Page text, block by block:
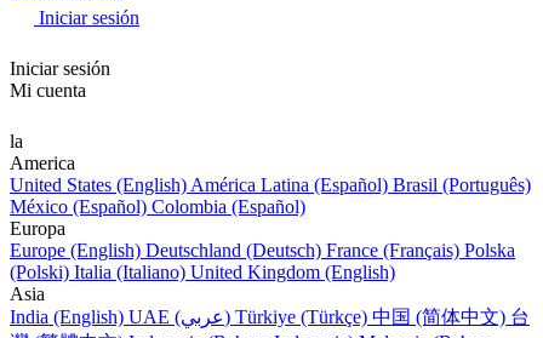
Iniciar sesión
Iniciar sesión
Mi cuenta
la
America
United States (English) América Latina (Español) Brasil (Português)
México (Español) Colombia (Español)
Europa
Europe (English) Deutschland (Deutsch) France (Français) Polska
(Polski) Italia (Italiano) United Kingdom (English)
Asia
India (English)
UAE (عربي) Türkiye (Türkçe) 中国 (简体中文) 台